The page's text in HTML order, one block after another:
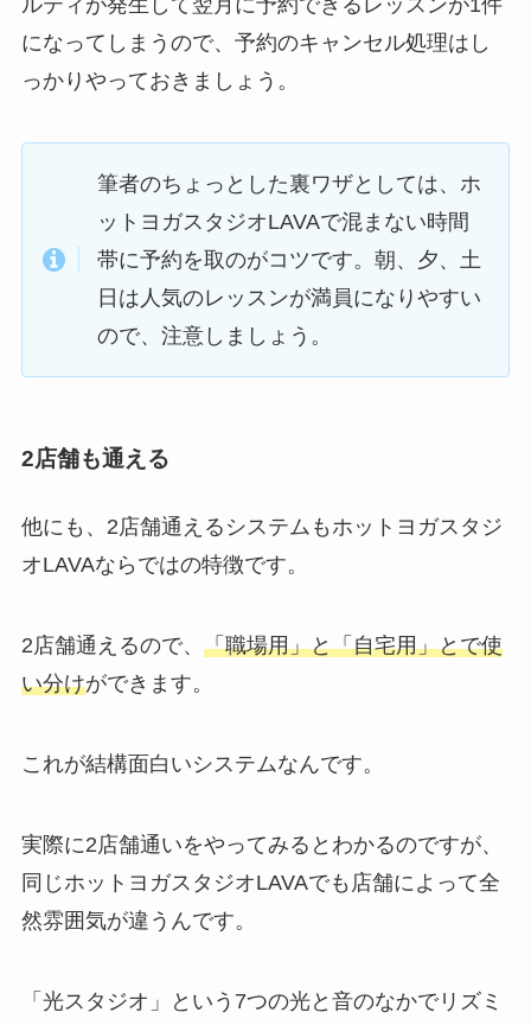
ルティが発生して翌月に予約できるレッスンが1件
になってしまうので、予約のキャンセル処理はし
っかりやっておきましょう。
筆者のちょっとした裏ワザとしては、ホ
ットヨガスタジオLAVAで混まない時間
帯に予約を取のがコツです。朝、夕、土
日は人気のレッスンが満員になりやすい
ので、注意しましょう。
2店舗も通える
他にも、2店舗通えるシステムもホットヨガスタジ
オLAVAならではの特徴です。
2店舗通えるので、 「職場用」と「自宅用」とで使
い分けができます。
これが結構面白いシステムなんです。
実際に2店舗通いをやってみるとわかるのですが、
同じホットヨガスタジオLAVAでも店舗によって全
然雰囲気が違うんです。
「光スタジオ」
という7つの光と音のなかでリズミ